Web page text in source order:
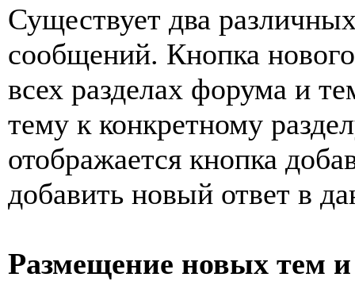
Существует два
сообщений. Кнопка
всех разделах форума и
тему к конкретному
отображается кнопка
добавить новый ответ в
Размещение новых тем и